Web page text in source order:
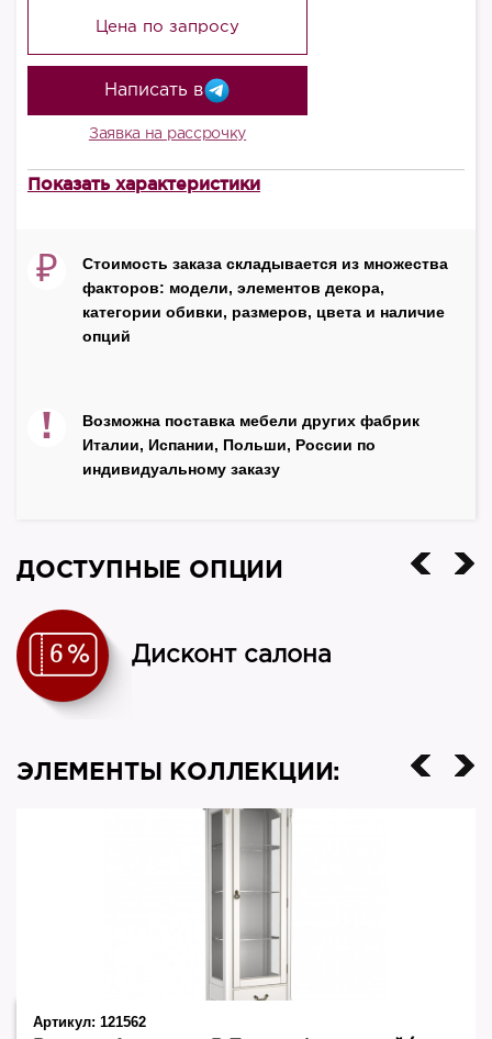
Цена по запросу
Написать в
Заявка на рассрочку
В комплект входит
Высота, мм - 950
Глубина, мм - 480
Ширина, мм -1570
Глубина, мм - 500
Ширина, мм - 1070
Материал фасада
Декор
патина золото
Цвет
Производитель
Показать характеристики
₽
Стоимость заказа складывается из множества
факторов: модели, элементов декора,
категории обивки, размеров, цвета и наличие
опций
!
Возможна поставка мебели других фабрик
Италии, Испании, Польши, России по
индивидуальному заказу
ДОСТУПНЫЕ ОПЦИИ
Дисконт салона
ЭЛЕМЕНТЫ КОЛЛЕКЦИИ:
Артикул: 121562